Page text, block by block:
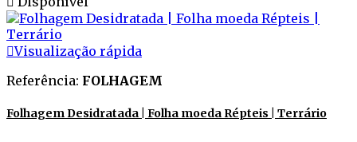
Visualização rápida
Referência: FOLHAGEM
Folhagem Desidratada | Folha moeda Répteis | Terrário